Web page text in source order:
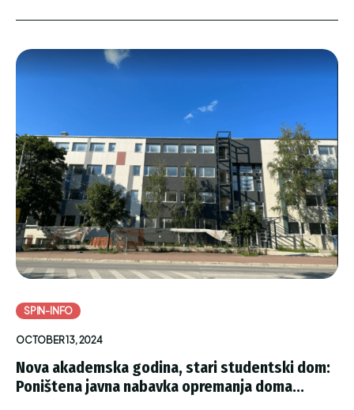
SPIN-INFO
OCTOBER 13, 2024
Nova akademska godina, stari studentski dom:
Poništena javna nabavka opremanja doma...